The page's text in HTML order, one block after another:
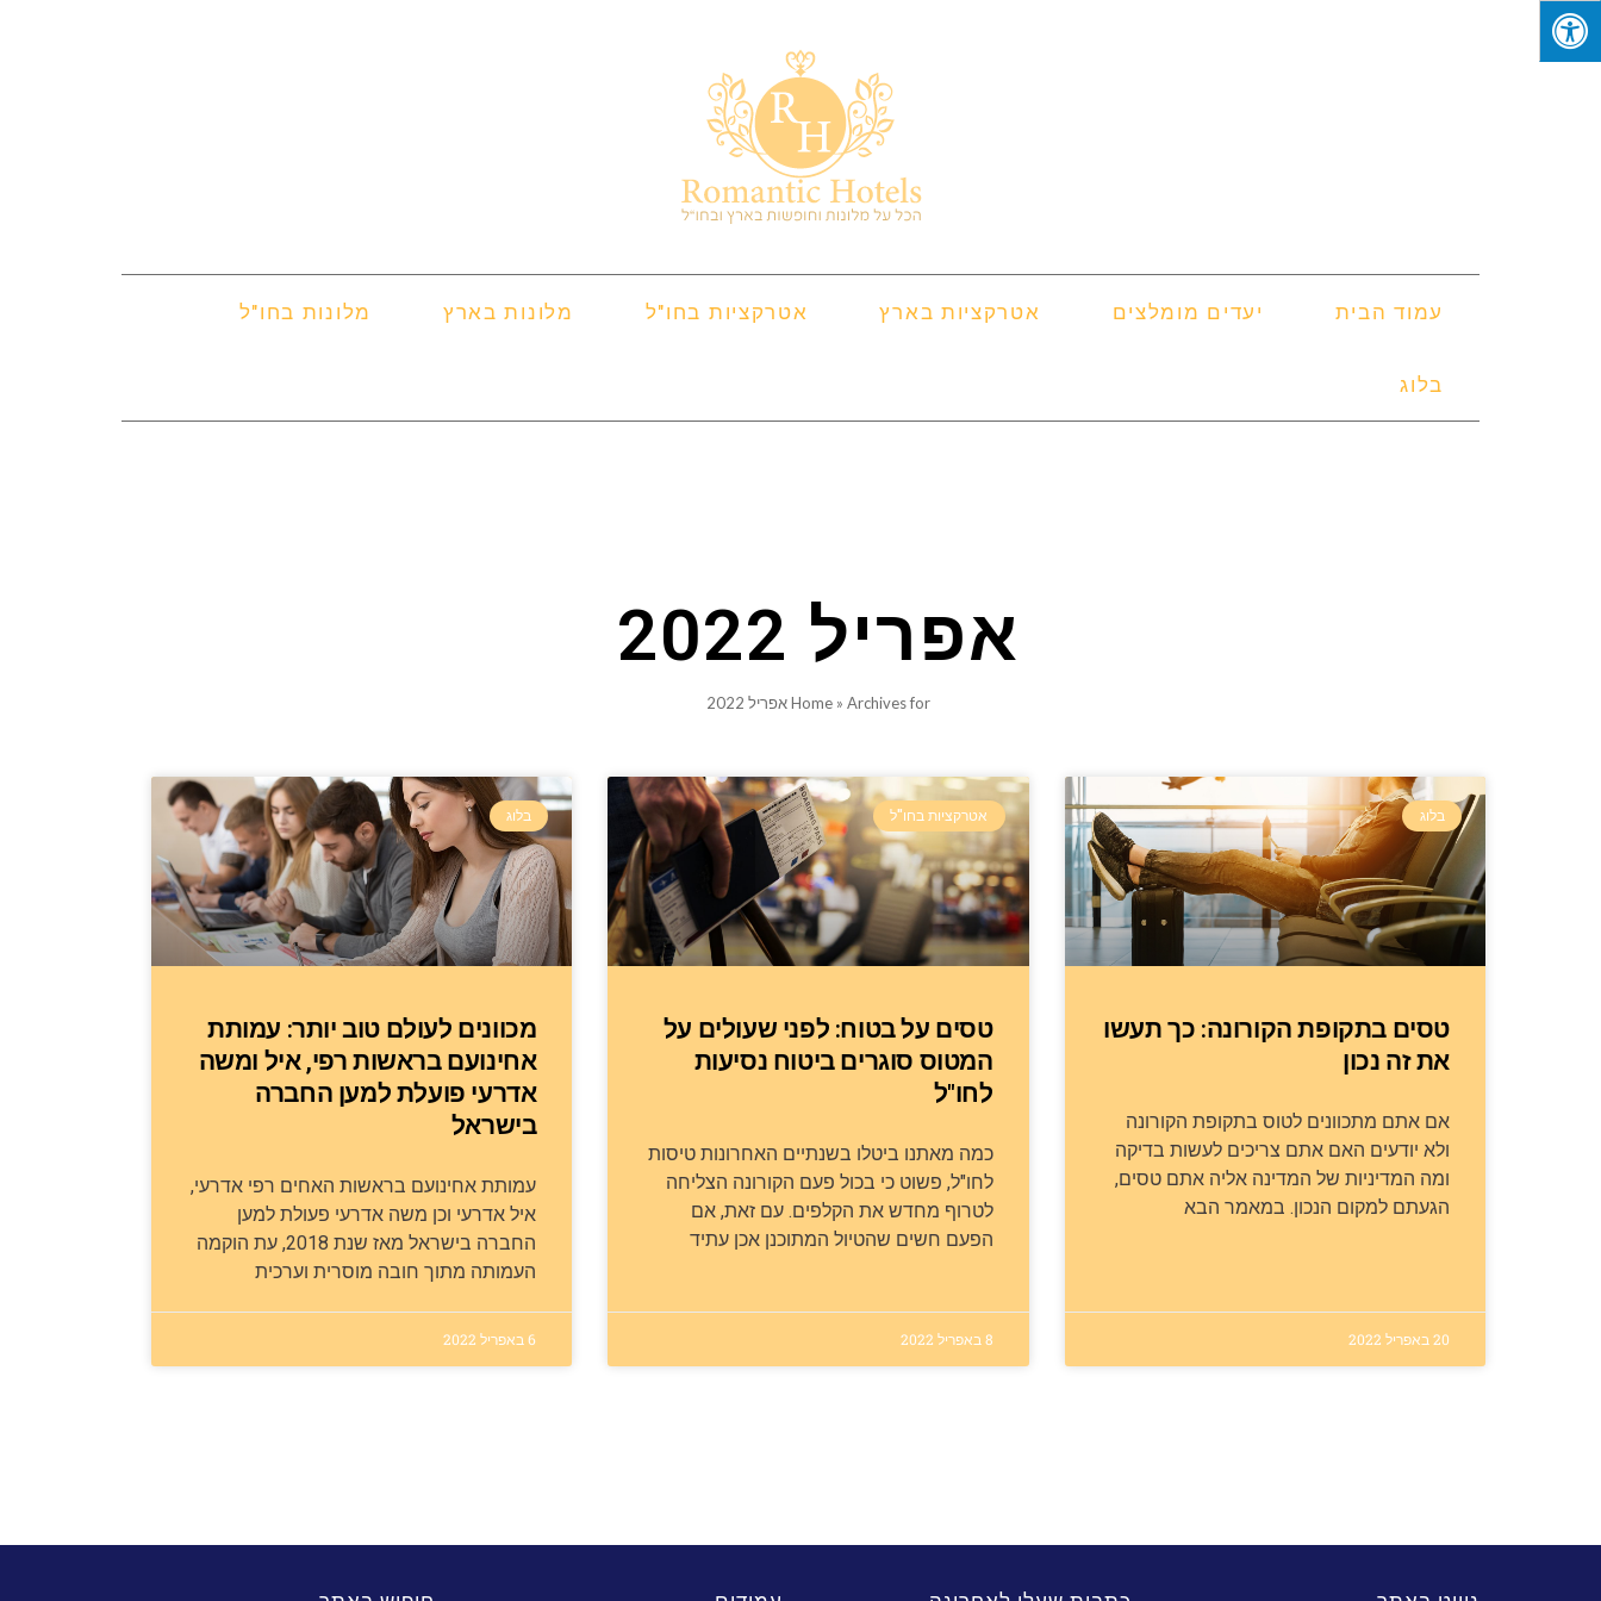
עמוד הבית יעדים מומלצים אטרקציות בארץ אטרקציות בחו"ל מלונות בארץ מלונות בחו"ל
בלוג
אפריל 2022
Home » Archives for אפריל 2022
בלוג
טסים בתקופת הקורונה: כך תעשו
את זה נכון
אם אתם מתכוונים לטוס בתקופת הקורונה
ולא יודעים האם אתם צריכים לעשות בדיקה
ומה המדיניות של המדינה אליה אתם טסים,
הגעתם למקום הנכון. במאמר הבא
20 באפריל 2022
אטרקציות בחו"ל
טסים על בטוח: לפני שעולים על
המטוס סוגרים ביטוח נסיעות
לחו"ל
כמה מאתנו ביטלו בשנתיים האחרונות טיסות
לחו"ל, פשוט כי בכול פעם הקורונה הצליחה
לטרוף מחדש את הקלפים. עם זאת, אם
הפעם חשים שהטיול המתוכנן אכן עתיד
8 באפריל 2022
בלוג
מכוונים לעולם טוב יותר: עמותת
אחינועם בראשות רפי, איל ומשה
אדרעי פועלת למען החברה
בישראל
עמותת אחינועם בראשות האחים רפי אדרעי,
איל אדרעי וכן משה אדרעי פעולת למען
החברה בישראל מאז שנת 2018, עת הוקמה
העמותה מתוך חובה מוסרית וערכית
6 באפריל 2022